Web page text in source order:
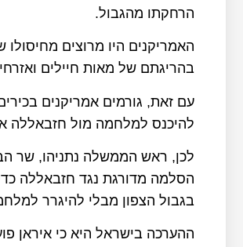
הרחקתו מהגבול.
האמריקנים היו מרוצים
בהריגתם של מאות חיילים
עם זאת, גורמים אמריקנים
להיכנס למלחמה מול חזבאללה
לכן, ראש הממשלה נתניהו, שר
הסלמה מדורגת נגד חזבאללה
בגבול הצפון מבלי להיגרר
ההערכה בישראל היא כי איראן